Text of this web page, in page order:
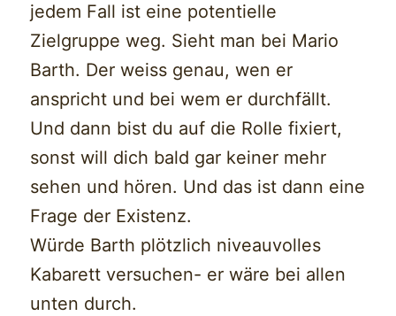
jedem Fall ist eine potentielle
Zielgruppe weg. Sieht man bei Mario
Barth. Der weiss genau, wen er
anspricht und bei wem er durchfällt.
Und dann bist du auf die Rolle fixiert,
sonst will dich bald gar keiner mehr
sehen und hören. Und das ist dann eine
Frage der Existenz.
Würde Barth plötzlich niveauvolles
Kabarett versuchen- er wäre bei allen
unten durch.